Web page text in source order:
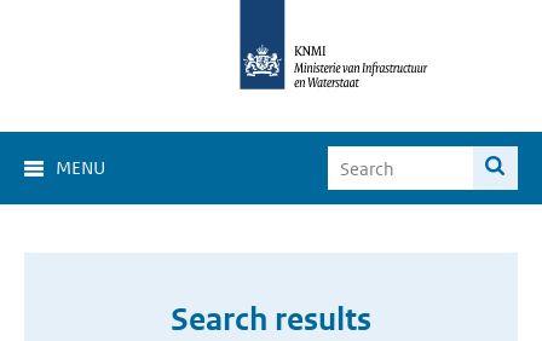
MENU
Search results